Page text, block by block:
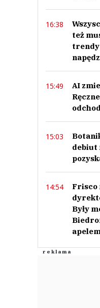
16:38
też
trendy
15:49
AI
15:03
debiut
14:54
Frisco
Były